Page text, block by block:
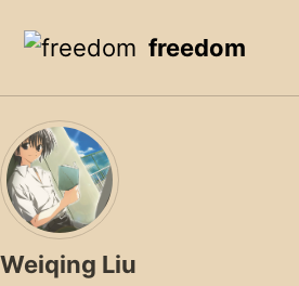
freedom
Weiqing Liu